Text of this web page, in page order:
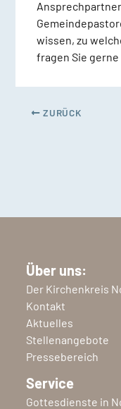
wissen, zu
fragen Sie gerne
ZURÜCK
Über uns:
Der Kirchenkreis
Kontakt
Aktuelles
Stellenangebote
Pressebereich
Service
Gottesdienste in